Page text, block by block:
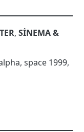
,SINEMA &
,space 1999,